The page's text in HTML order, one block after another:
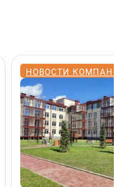
НОВОСТИ